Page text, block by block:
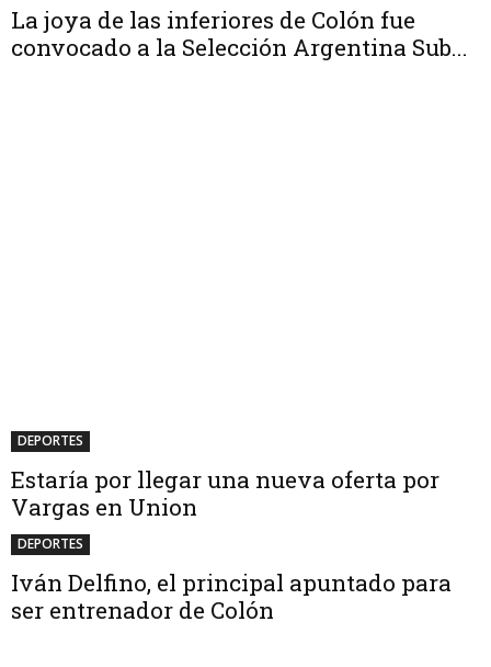
La joya de las inferiores de Colón fue
convocado a la Selección Argentina Sub...
DEPORTES
Estaría por llegar una nueva oferta por
Vargas en Union
DEPORTES
Iván Delfino, el principal apuntado para
ser entrenador de Colón